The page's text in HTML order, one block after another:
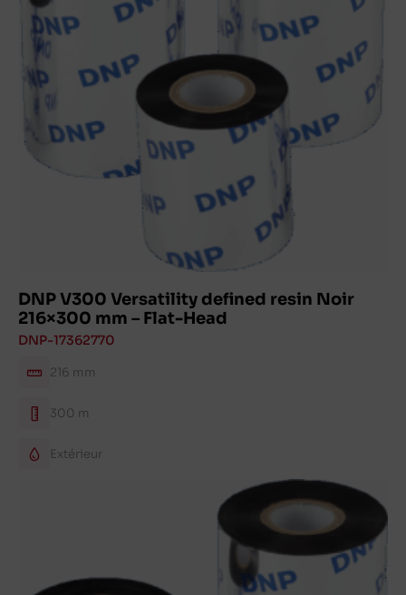
DNP V300 Versatility defined resin Noir
216×300 mm – Flat-Head
DNP-17362770
216 mm
300 m
Extérieur